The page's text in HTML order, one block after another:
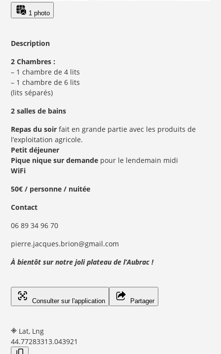
1 photo
Description
2 Chambres :
– 1 chambre de 4 lits
– 1 chambre de 6 lits
(lits séparés)
2 salles de bains
Repas du soir fait en grande partie avec les produits de
l’exploitation agricole.
Petit déjeuner
Pique nique sur demande pour le lendemain midi
WiFi
50€ / personne / nuitée
Contact
06 89 34 96 70
pierre.jacques.brion@gmail.com
À bientôt sur notre joli plateau de l’Aubrac !
Consulter sur l'application Partager
Lat, Lng
44.77283313.043921